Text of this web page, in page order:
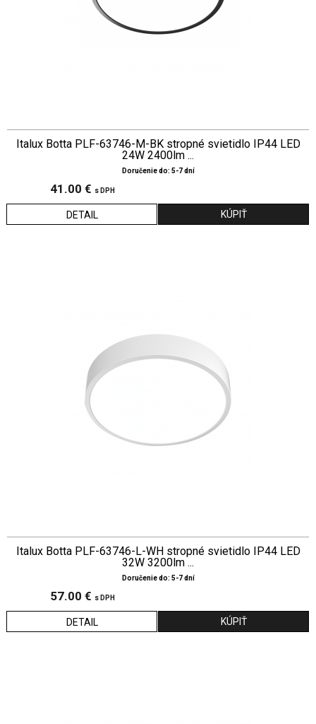
Italux Botta PLF-63746-M-BK stropné svietidlo IP44 LED
24W 2400lm ...
Doručenie do: 5-7 dní
41.00 € s DPH
DETAIL
Italux Botta PLF-63746-L-WH stropné svietidlo IP44 LED
32W 3200lm ...
Doručenie do: 5-7 dní
57.00 € s DPH
DETAIL